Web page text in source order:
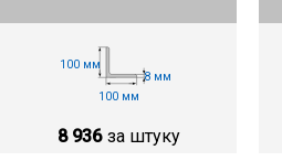
100 мм
100 мм
8 мм
8 936 за штуку